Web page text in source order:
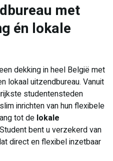
met
én lokale
dekking in heel België met
lokaal uitzendbureau. Vanuit
studentensteden
inrichten van hun flexibele
tot de lokale
bent u verzekerd van
direct en flexibel inzetbaar